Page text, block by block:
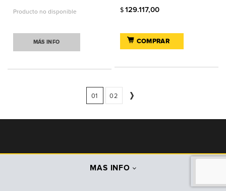
Producto no disponible
MÁS INFO
$129.117,00
COMPRAR
01 02
MAS INFO